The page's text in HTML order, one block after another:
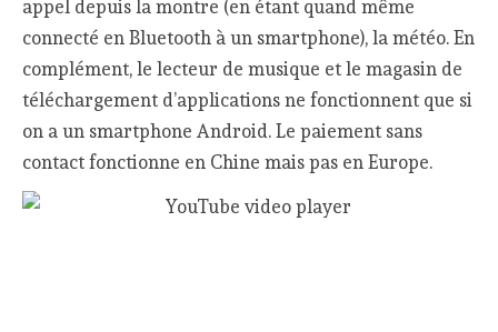
appel depuis la montre (en étant quand même
connecté en Bluetooth à un smartphone), la météo. En
complément, le lecteur de musique et le magasin de
téléchargement d’applications ne fonctionnent que si
on a un smartphone Android. Le paiement sans
contact fonctionne en Chine mais pas en Europe.